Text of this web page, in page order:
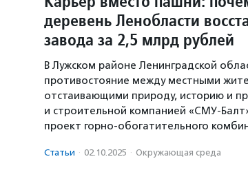
деревень Ленобласти
завода за 2,5 млрд рублей
В Лужском районе Ленинградской
противостояние между местными
отстаивающими природу, историю и
и строительной компанией «СМУ-
проект горно-обогатительного
Статьи · 02.10.2025 · Окружающая среда